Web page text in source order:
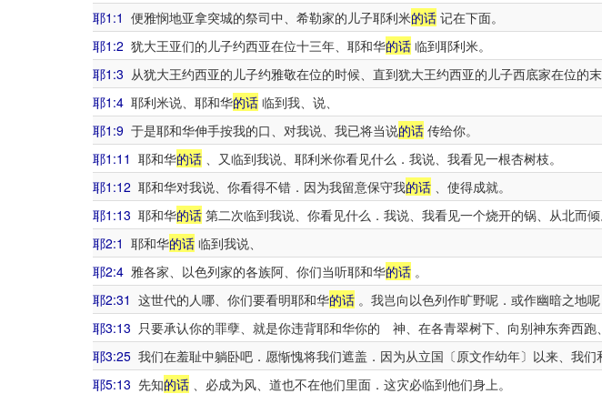
耶1:1 便雅悯地亚拿突城的祭司中、希勒家的儿子耶利米的话 记在下面。
耶1:2 犹大王亚们的儿子约西亚在位十三年、耶和华的话 临到耶利米。
耶1:3 从犹大王约西亚的儿子约雅敬在位的时候、直到犹大王约西亚的儿子西底家在位的
耶1:4 耶利米说、耶和华的话 临到我、说、
耶1:9 于是耶和华伸手按我的口、对我说、我已将当说的话 传给你。
耶1:11 耶和华的话 、又临到我说、耶利米你看见什么．我说、我看见一根杏树枝。
耶1:12 耶和华对我说、你看得不错．因为我留意保守我的话 、使得成就。
耶1:13 耶和华的话 第二次临到我说、你看见什么．我说、我看见一个烧开的锅、从北而倾
耶2:1 耶和华的话 临到我说、
耶2:4 雅各家、以色列家的各族阿、你们当听耶和华的话 。
耶2:31 这世代的人哪、你们要看明耶和华的话 。我岂向以色列作旷野呢．或作幽暗之地
耶3:13 只要承认你的罪孽、就是你违背耶和华你的 神、在各青翠树下、向别神东奔西跑
耶3:25 我们在羞耻中躺卧吧．愿惭愧将我们遮盖．因为从立国〔原文作幼年〕以来、
耶5:13 先知的话 、必成为风、道也不在他们里面．这灾必临到他们身上。